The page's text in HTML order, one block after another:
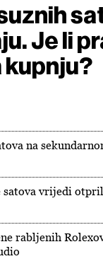
Je li
kupnju?
na
satova vrijedi
rabljenih